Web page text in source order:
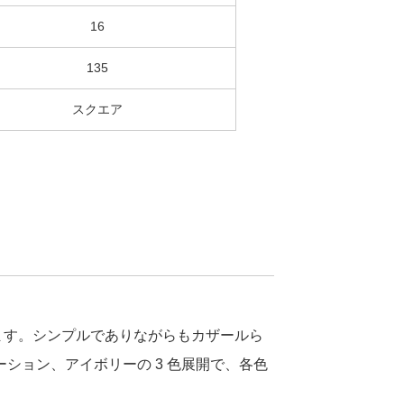
16
135
スクエア
。シンプルでありながらもカザールら
ョン、アイボリーの 3 色展開で、各色